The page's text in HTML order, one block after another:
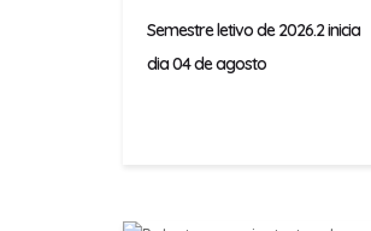
Semestre letivo de 2026.2 inicia
dia 04 de agosto